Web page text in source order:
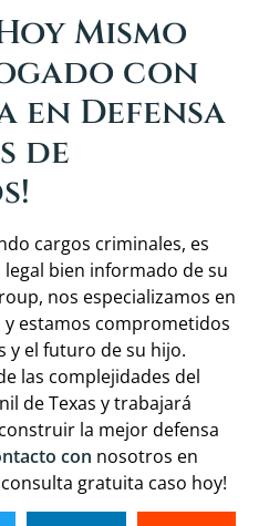
Mismo
con
en Defensa
de
cargos criminales, es
bien informado de su
nos especializamos en
y estamos comprometidos
y el futuro de su hijo.
las complejidades del
de Texas y trabajará
la mejor defensa
con nosotros en
gratuita caso hoy!